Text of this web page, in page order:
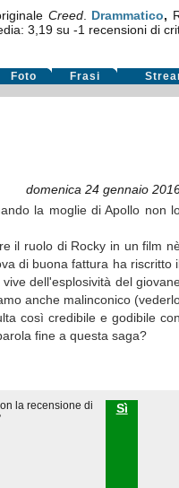
Creed. Drammatico,
3,19 su -1 recensioni di
Foto Frasi
domenica 24 gennaio
la moglie di Apollo non
il ruolo di Rocky in un film
di buona fattura ha riscritto
dell'esplosività del
anche malinconico
così credibile e godibile con
fine a questa saga?
la recensione di
Sì